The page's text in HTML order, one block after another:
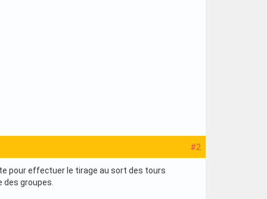
#2
pour effectuer le tirage au sort des tours
des groupes.